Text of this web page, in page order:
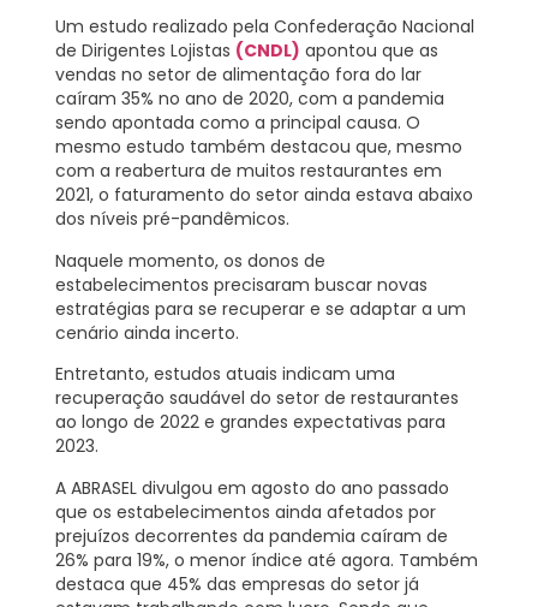
Um estudo realizado pela Confederação Nacional
de Dirigentes Lojistas (CNDL) apontou que as
vendas no setor de alimentação fora do lar
caíram 35% no ano de 2020, com a pandemia
sendo apontada como a principal causa. O
mesmo estudo também destacou que, mesmo
com a reabertura de muitos restaurantes em
2021, o faturamento do setor ainda estava abaixo
dos níveis pré-pandêmicos.
Naquele momento, os donos de
estabelecimentos precisaram buscar novas
estratégias para se recuperar e se adaptar a um
cenário ainda incerto.
Entretanto, estudos atuais indicam uma
recuperação saudável do setor de restaurantes
ao longo de 2022 e grandes expectativas para
2023.
A ABRASEL divulgou em agosto do ano passado
que os estabelecimentos ainda afetados por
prejuízos decorrentes da pandemia caíram de
26% para 19%, o menor índice até agora. Também
destaca que 45% das empresas do setor já